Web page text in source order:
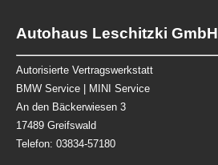
Autohaus Leschitzki GmbH
Autorisierte Vertragswerkstatt
BMW Service | MINI Service
An den Bäckerwiesen 3
17489 Greifswald
Telefon: 03834-57180